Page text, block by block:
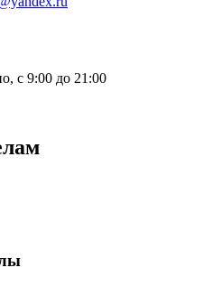
с 9:00 до 21:00